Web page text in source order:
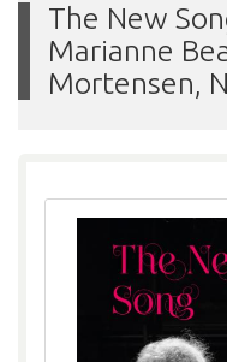
The New
Marianne
Mortensen,